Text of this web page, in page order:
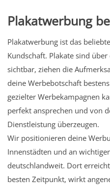
Plakatwerbung
Plakatwerbung ist das
Kundschaft. Plakate sind
sichtbar, ziehen die
deine Werbebotschaft
gezielter Werbekampagnen
perfekt ansprechen und von
Dienstleistung überzeugen.
Wir positionieren deine
Innenstädten und an
deutschlandweit. Dort
besten Zeitpunkt, wirkt